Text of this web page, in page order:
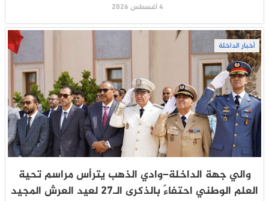
4 أغسطس 2026
أخبار الداخلة
والي جهة الداخلة–وادي الذهب يترأس مراسم تحية
العلم الوطني احتفاءً بالذكرى الـ27 لعيد العرش المجيد